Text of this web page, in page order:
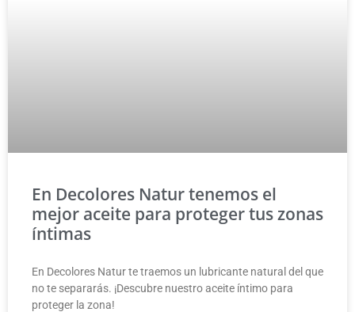
En Decolores Natur tenemos el
mejor aceite para proteger tus zonas
íntimas
En Decolores Natur te traemos un lubricante natural del que
no te separarás. ¡Descubre nuestro aceite íntimo para
proteger la zona!